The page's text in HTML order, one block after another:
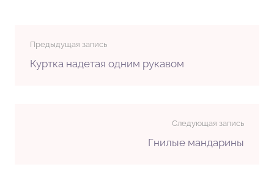
Предыдущая запись
Куртка надетая одним рукавом
Следующая запись
Гнилые мандарины